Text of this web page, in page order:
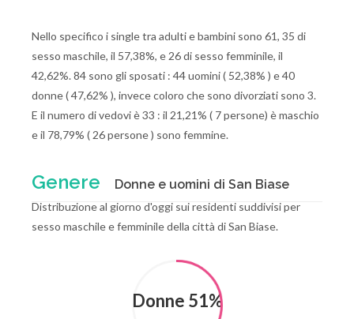
Nello specifico i single tra adulti e bambini sono 61, 35 di
sesso maschile, il 57,38%, e 26 di sesso femminile, il
42,62%. 84 sono gli sposati : 44 uomini ( 52,38% ) e 40
donne ( 47,62% ), invece coloro che sono divorziati sono 3.
E il numero di vedovi è 33 : il 21,21% ( 7 persone) è maschio
e il 78,79% ( 26 persone ) sono femmine.
Genere Donne e uomini di San Biase
Distribuzione al giorno d'oggi sui residenti suddivisi per
sesso maschile e femminile della città di San Biase.
Donne 51%